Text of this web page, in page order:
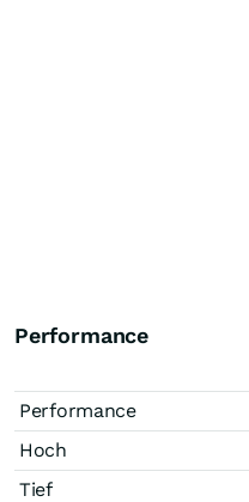
Performance
Performance
Hoch
Tief